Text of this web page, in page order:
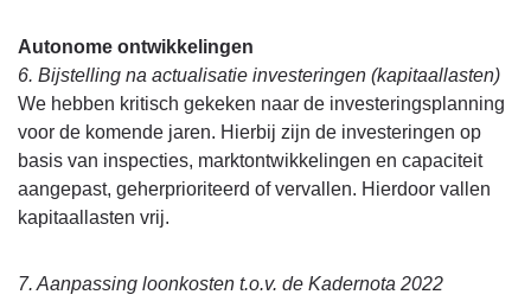
Autonome ontwikkelingen
6. Bijstelling na actualisatie investeringen (kapitaallasten)
We hebben kritisch gekeken naar de investeringsplanning
voor de komende jaren. Hierbij zijn de investeringen op
basis van inspecties, marktontwikkelingen en capaciteit
aangepast, geherprioriteerd of vervallen. Hierdoor vallen
kapitaallasten vrij.
7. Aanpassing loonkosten t.o.v. de Kadernota 2022